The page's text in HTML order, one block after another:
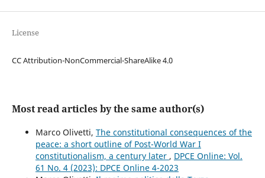
License
CC Attribution-NonCommercial-ShareAlike 4.0
Most read articles by the same author(s)
Marco Olivetti, The constitutional consequences of the
peace: a short outline of Post-World War I
constitutionalism, a century later , DPCE Online: Vol.
61 No. 4 (2023): DPCE Online 4-2023